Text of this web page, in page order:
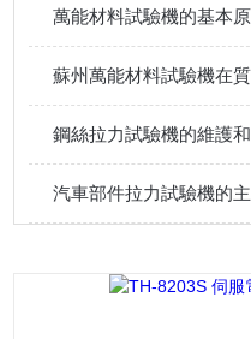
萬能材料試驗機的基本
蘇州萬能材料試驗機在
鋼絲拉力試驗機的維護
汽車部件拉力試驗機的